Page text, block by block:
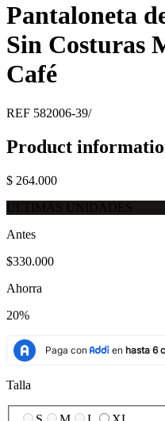
Pantaloneta
Sin Costuras
Café
REF 582006-39/
Product
$ 264.000
Antes
$330.000
Ahorra
20%
Talla